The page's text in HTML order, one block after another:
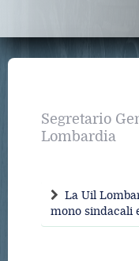
Segretario
Lombardia
La Uil
mono sindacali